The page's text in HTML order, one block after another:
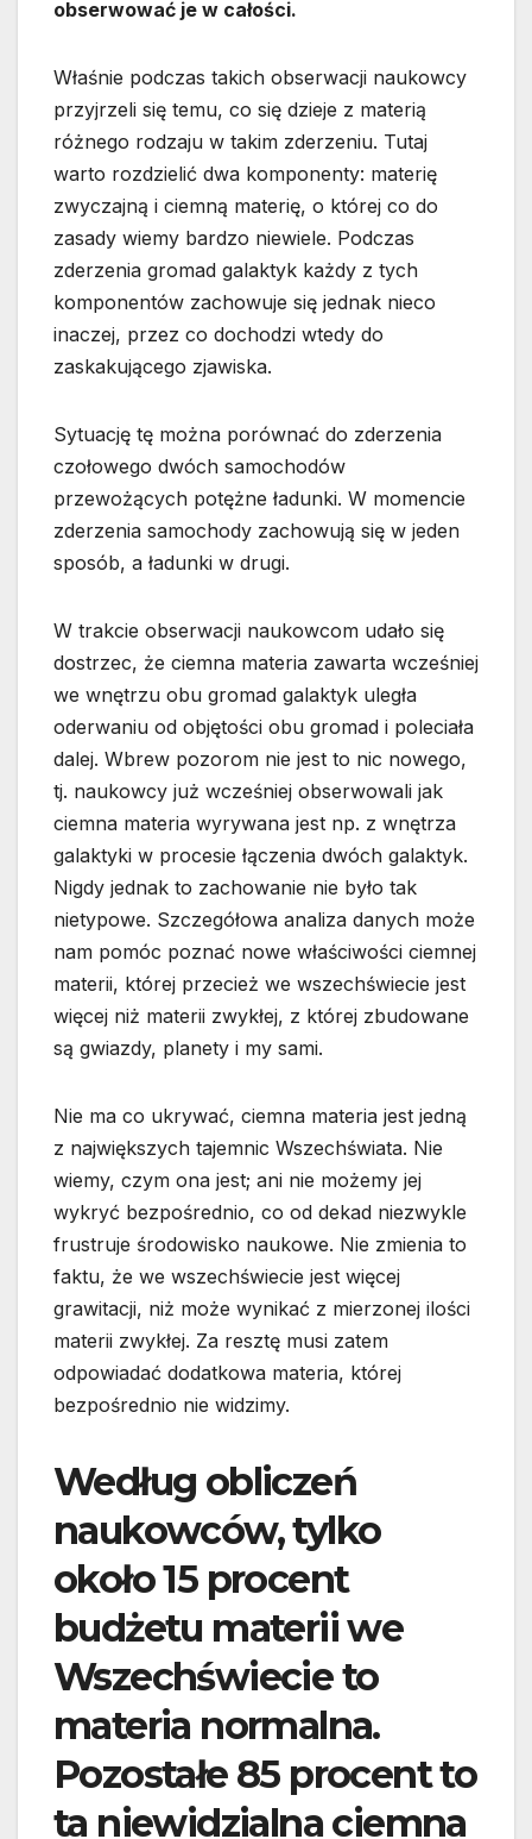
obserwować je w całości.
Właśnie podczas takich obserwacji naukowcy
przyjrzeli się temu, co się dzieje z materią
różnego rodzaju w takim zderzeniu. Tutaj
warto rozdzielić dwa komponenty: materię
zwyczajną i ciemną materię, o której co do
zasady wiemy bardzo niewiele. Podczas
zderzenia gromad galaktyk każdy z tych
komponentów zachowuje się jednak nieco
inaczej, przez co dochodzi wtedy do
zaskakującego zjawiska.
Sytuację tę można porównać do zderzenia
czołowego dwóch samochodów
przewożących potężne ładunki. W momencie
zderzenia samochody zachowują się w jeden
sposób, a ładunki w drugi.
W trakcie obserwacji naukowcom udało się
dostrzec, że ciemna materia zawarta wcześniej
we wnętrzu obu gromad galaktyk uległa
oderwaniu od objętości obu gromad i poleciała
dalej. Wbrew pozorom nie jest to nic nowego,
tj. naukowcy już wcześniej obserwowali jak
ciemna materia wyrywana jest np. z wnętrza
galaktyki w procesie łączenia dwóch galaktyk.
Nigdy jednak to zachowanie nie było tak
nietypowe. Szczegółowa analiza danych może
nam pomóc poznać nowe właściwości ciemnej
materii, której przecież we wszechświecie jest
więcej niż materii zwykłej, z której zbudowane
są gwiazdy, planety i my sami.
Nie ma co ukrywać, ciemna materia jest jedną
z największych tajemnic Wszechświata. Nie
wiemy, czym ona jest; ani nie możemy jej
wykryć bezpośrednio, co od dekad niezwykle
frustruje środowisko naukowe. Nie zmienia to
faktu, że we wszechświecie jest więcej
grawitacji, niż może wynikać z mierzonej ilości
materii zwykłej. Za resztę musi zatem
odpowiadać dodatkowa materia, której
bezpośrednio nie widzimy.
Według obliczeń
naukowców, tylko
około 15 procent
budżetu materii we
Wszechświecie to
materia normalna.
Pozostałe 85 procent to
ta niewidzialna ciemna